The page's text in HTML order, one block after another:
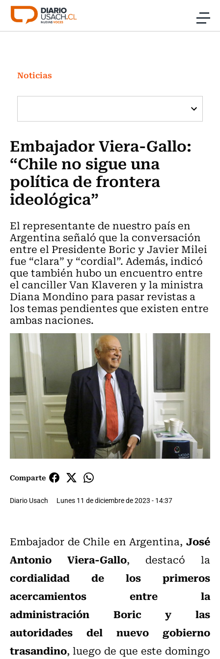
Click acá para ir directamente al contenido
Investigación
Cultura
Programas Radio y TV Usach
Noticias
Embajador Viera-Gallo:
“Chile no sigue una
política de frontera
ideológica”
El representante de nuestro país en
Argentina señaló que la conversación
entre el Presidente Boric y Javier Milei
fue “clara” y “cordial”. Además, indicó
que también hubo un encuentro entre
el canciller Van Klaveren y la ministra
Diana Mondino para pasar revistas a
los temas pendientes que existen entre
ambas naciones.
Comparte
Diario Usach Lunes 11 de diciembre de 2023 - 14:37
Embajador de Chile en Argentina, José
Antonio Viera-Gallo, destacó la
cordialidad de los primeros
acercamientos entre la
administración Boric y las
autoridades del nuevo gobierno
trasandino, luego de que este domingo